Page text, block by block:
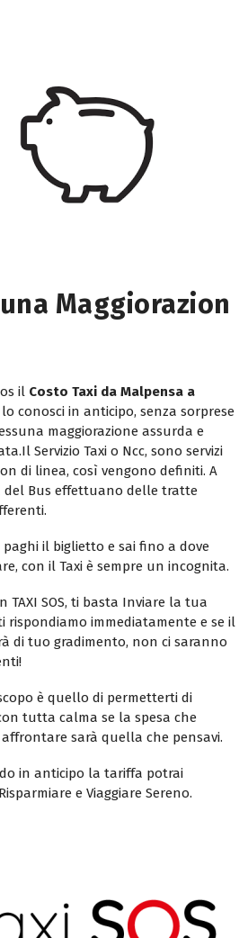
Maggiorazion
il Costo Taxi da Malpensa a
lo conosci in anticipo, senza sorprese
maggiorazione assurda e
Servizio Taxi o Ncc, sono servizi
di linea, così vengono definiti. A
del Bus effettuano delle tratte
paghi il biglietto e sai fino a dove
con il Taxi è sempre un incognita.
TAXI SOS, ti basta Inviare la tua
rispondiamo immediatamente e se il
di tuo gradimento, non ci saranno
è quello di permetterti di
tutta calma se la spesa che
sarà quella che pensavi.
in anticipo la tariffa potrai
e Viaggiare Sereno.